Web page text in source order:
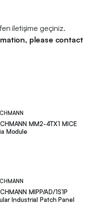
iletişime geçiniz.
please contact
MM2-4TX1 MICE
Module
MIPP/AD/1S1P
Industrial Patch Panel